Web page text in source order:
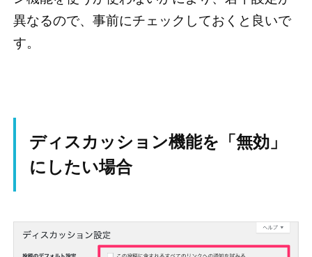
異なるので、事前にチェックしておくと良いで
す。
ディスカッション機能を「無効」
にしたい場合